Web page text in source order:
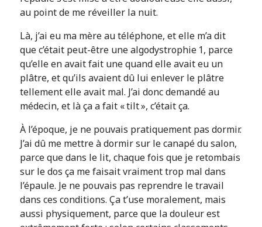
au point de me réveiller la nuit.
Là, j’ai eu ma mère au téléphone, et elle m’a dit
que c’était peut-être une algodystrophie 1, parce
qu’elle en avait fait une quand elle avait eu un
plâtre, et qu’ils avaient dû lui enlever le plâtre
tellement elle avait mal. J’ai donc demandé au
médecin, et là ça a fait « tilt », c’était ça.
À l’époque, je ne pouvais pratiquement pas dormir.
J’ai dû me mettre à dormir sur le canapé du salon,
parce que dans le lit, chaque fois que je retombais
sur le dos ça me faisait vraiment trop mal dans
l’épaule. Je ne pouvais pas reprendre le travail
dans ces conditions. Ça t’use moralement, mais
aussi physiquement, parce que la douleur est